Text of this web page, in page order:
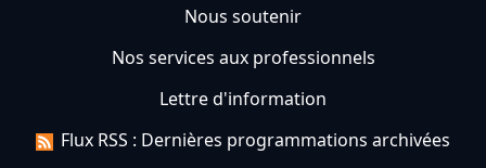
Nous soutenir
Nos services aux professionnels
Lettre d'information
Flux RSS : Dernières programmations archivées